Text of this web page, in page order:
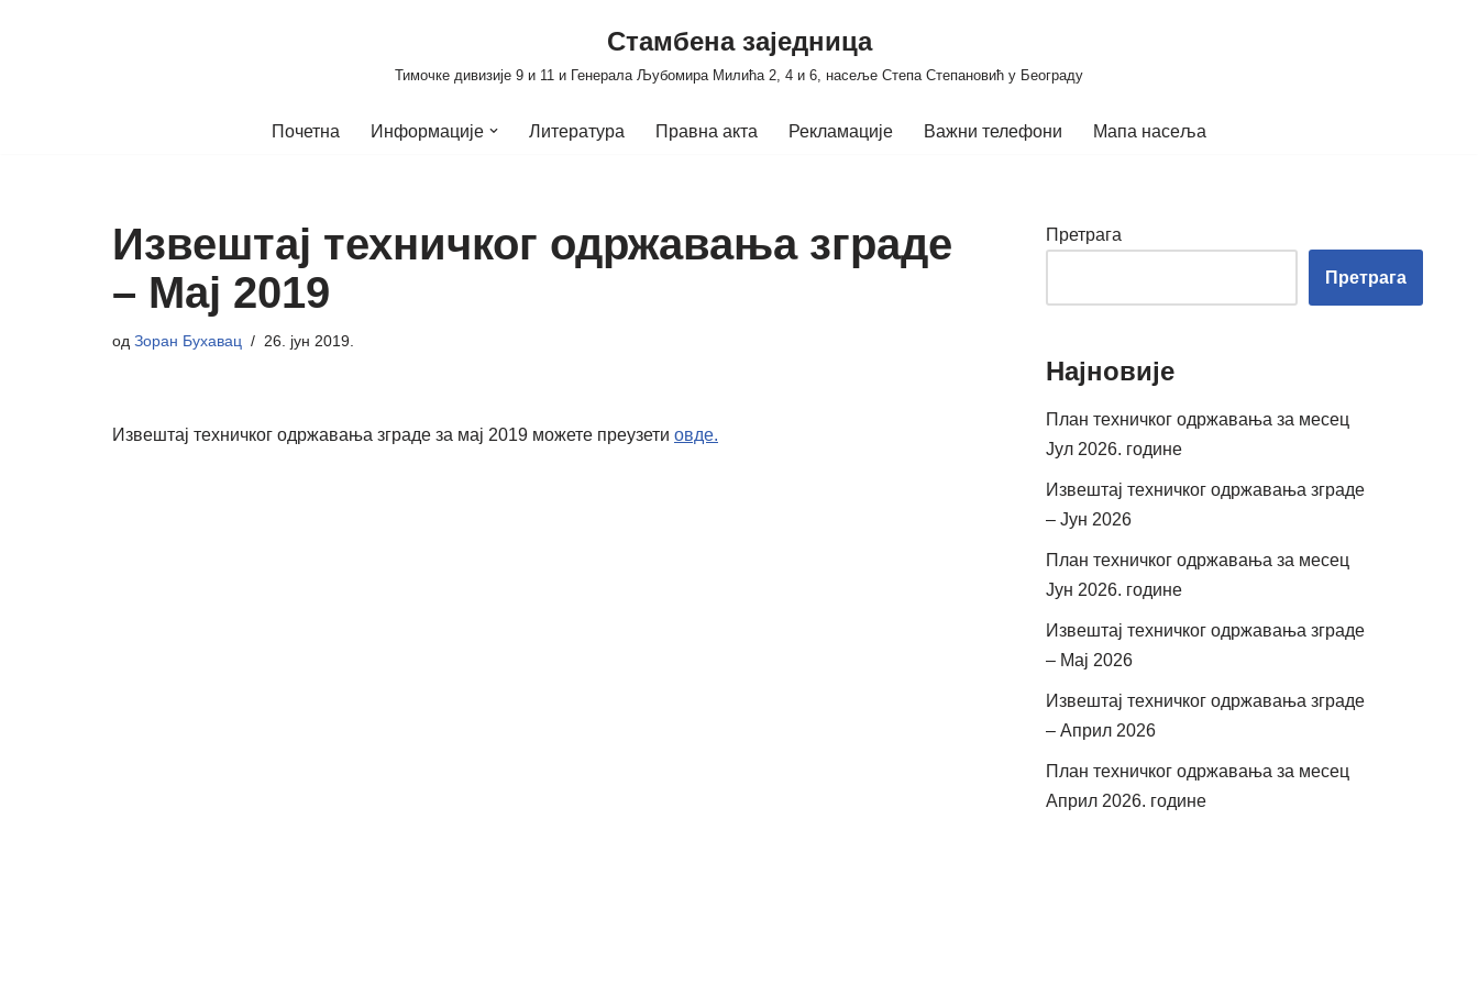
Стамбена заједница
Тимочке дивизије 9 и 11 и Генерала Љубомира Милића 2, 4 и 6, насеље Степа Степановић у Београду
Почетна Информације Литература Правна акта Рекламације Важни телефони Мапа насеља
Извештај техничког одржавања зграде
– Мај 2019
од Зоран Бухавац 26. јун 2019.
Извештај техничког одржавања зграде за мај 2019 можете преузети овде.
Претрага
Претрага
Најновије
План техничког одржавања за месец
Јул 2026. године
Извештај техничког одржавања зграде
– Јун 2026
План техничког одржавања за месец
Јун 2026. године
Извештај техничког одржавања зграде
– Мај 2026
Извештај техничког одржавања зграде
– Април 2026
План техничког одржавања за месец
Април 2026. године